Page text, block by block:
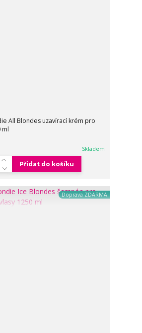
All Blondes uzavírací krém pro
ml
Skladem
Přidat do košíku
Doprava ZDARMA